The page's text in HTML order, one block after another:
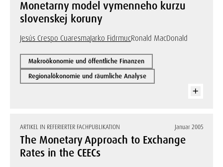
Monetarny model vymenneho kurzu
slovenskej koruny
Jesús Crespo CuaresmaJarko FidrmucRonald MacDonald
Makroökonomie und öffentliche Finanzen
Regionalökonomie und räumliche Analyse
ARTIKEL IN REFERIERTER FACHPUBLIKATION Januar 2005
The Monetary Approach to Exchange
Rates in the CEECs